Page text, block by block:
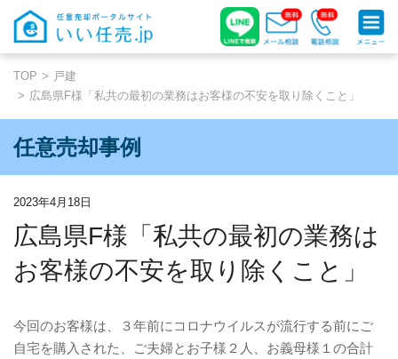
TOP
戸建
広島県F様「私共の最初の業務はお客様の不安を取り除くこと」
任意売却事例
2023年4月18日
広島県F様「私共の最初の業務は
お客様の不安を取り除くこと」
今回のお客様は、３年前にコロナウイルスが流行する前にご
自宅を購入された、ご夫婦とお子様２人、お義母様１の合計